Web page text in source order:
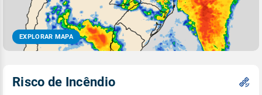
EXPLORAR MAPA
Risco de Incêndio